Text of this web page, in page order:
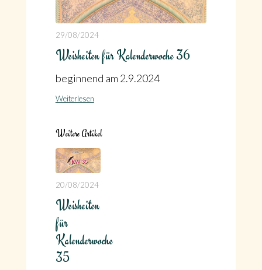
29/08/2024
Weisheiten für Kalenderwoche 36
beginnend am 2.9.2024
Weiterlesen
Weitere Artikel
20/08/2024
Weisheiten
für
Kalenderwoche
35